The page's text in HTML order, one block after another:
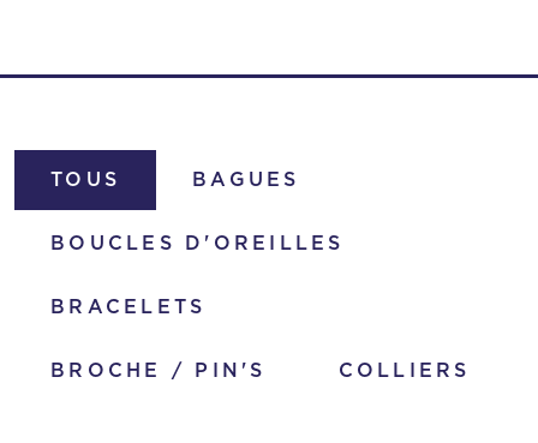
TOUS BAGUES
BOUCLES D'OREILLES
BRACELETS
BROCHE / PIN'S COLLIERS